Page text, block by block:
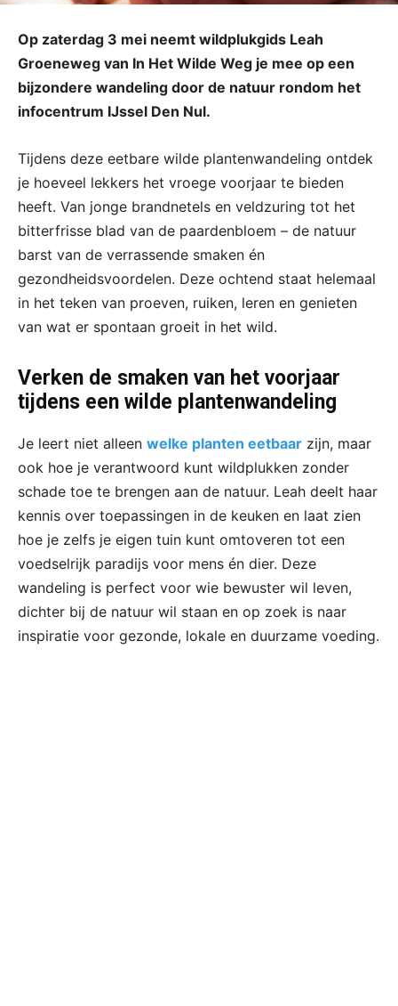
Op zaterdag 3 mei neemt wildplukgids Leah
Groeneweg van In Het Wilde Weg je mee op een
bijzondere wandeling door de natuur rondom het
infocentrum IJssel Den Nul.
Tijdens deze eetbare wilde plantenwandeling ontdek
je hoeveel lekkers het vroege voorjaar te bieden
heeft. Van jonge brandnetels en veldzuring tot het
bitterfrisse blad van de paardenbloem – de natuur
barst van de verrassende smaken én
gezondheidsvoordelen. Deze ochtend staat helemaal
in het teken van proeven, ruiken, leren en genieten
van wat er spontaan groeit in het wild.
Verken de smaken van het voorjaar
tijdens een wilde plantenwandeling
Je leert niet alleen welke planten eetbaar zijn, maar
ook hoe je verantwoord kunt wildplukken zonder
schade toe te brengen aan de natuur. Leah deelt haar
kennis over toepassingen in de keuken en laat zien
hoe je zelfs je eigen tuin kunt omtoveren tot een
voedselrijk paradijs voor mens én dier. Deze
wandeling is perfect voor wie bewuster wil leven,
dichter bij de natuur wil staan en op zoek is naar
inspiratie voor gezonde, lokale en duurzame voeding.